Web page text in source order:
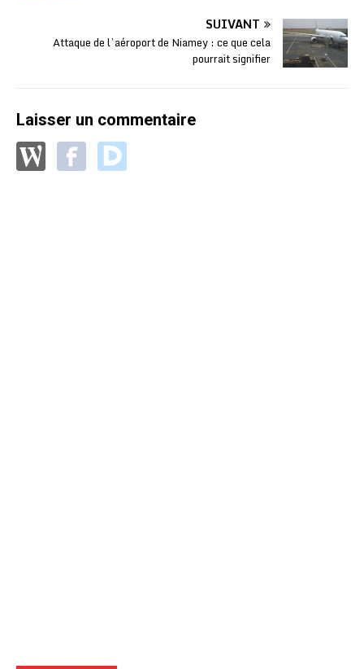
SUIVANT
Attaque de l’aéroport de Niamey : ce que cela
pourrait signifier
Laisser un commentaire